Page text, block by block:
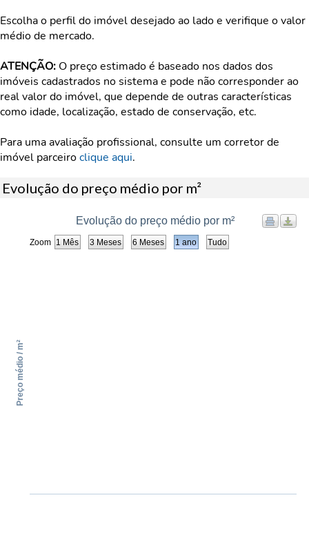
Escolha o perfil do imóvel desejado ao lado e verifique o valor
médio de mercado.
ATENÇÃO: O preço estimado é baseado nos dados dos
imóveis cadastrados no sistema e pode não corresponder ao
real valor do imóvel, que depende de outras características
como idade, localização, estado de conservação, etc.
Para uma avaliação profissional, consulte um corretor de
imóvel parceiroclique aqui.
Evolução do preço médio por m²
Zoom
Evolução do preço médio por m²
Preço médio / m²
1 Mês 3 Meses 6 Meses 1 ano Tudo